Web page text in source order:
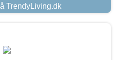
TrendyLiving.dk